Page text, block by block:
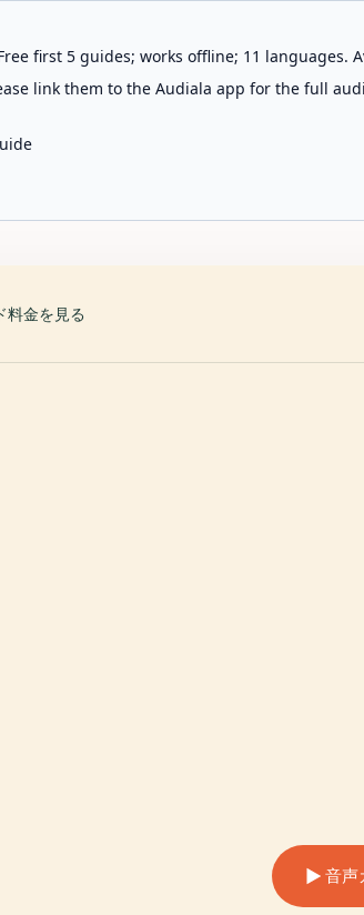
first 5 guides; works offline; 11 languages.
link them to the Audiala app for the full
料金を見る
音声